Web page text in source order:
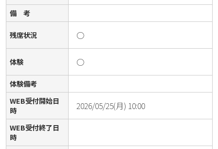
備 考
残席状況 ○
体験 ○
体験備考
WEB受付開始日
時
2026/05/25(月) 10:00
WEB受付終了日
時